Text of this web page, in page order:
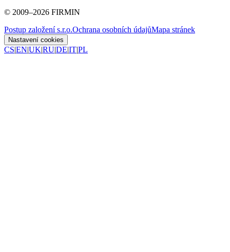
© 2009–2026 FIRMIN
Postup založení s.r.o.Ochrana osobních údajůMapa stránek
Nastavení cookies
CS|EN|UK|RU|DE|IT|PL